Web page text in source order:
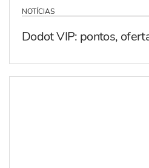
NOTÍCIAS
Dodot VIP: pontos,